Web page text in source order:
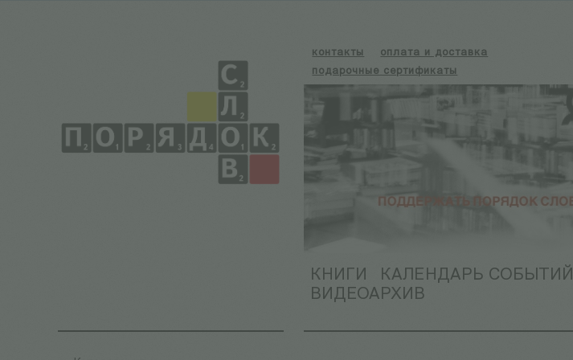
контакты
оплата и доставка
подарочные сертификаты
КНИГИ
КАЛЕНДАРЬ СОБЫТИЙ
ВИДЕОАРХИВ